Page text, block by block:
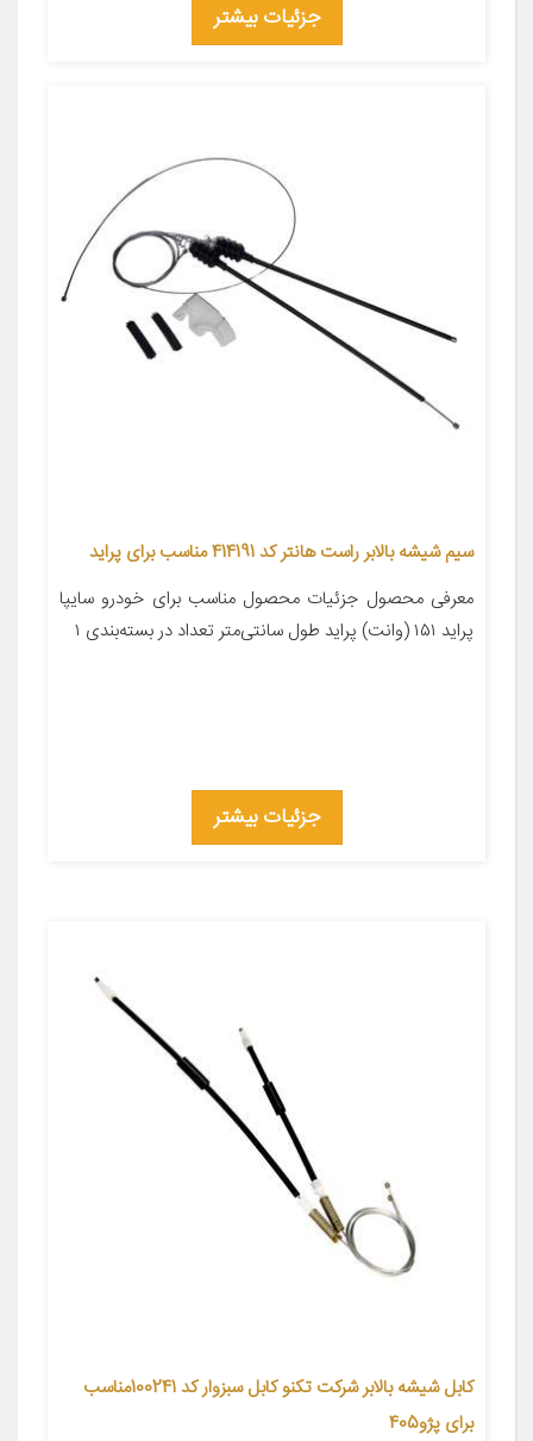
جزئیات بیشتر
سیم شیشه بالابر راست هانتر کد 414191 مناسب برای پراید
معرفی محصول جزئیات محصول مناسب برای خودرو سایپا
پراید ۱۵۱ (وانت) پراید طول سانتی‌متر تعداد در بسته‌بندی ۱
جزئیات بیشتر
کابل شیشه بالابر شرکت تکنو کابل سبزوار کد 100241مناسب
برای پژو405